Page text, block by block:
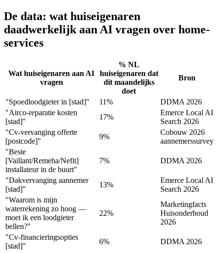
De data: wat huiseigenaren
daadwerkelijk aan AI vragen over home-
services
Wat huiseigenaren aan AI
vragen
% NL
huiseigenaren dat
dit maandelijks
doet
Bron
"Spoedloodgieter in [stad]" 11%
DDMA 2026
"Airco-reparatie kosten
[stad]"
17%
Emerce Local AI
Search 2026
"Cv-vervanging offerte
[postcode]"
9%
Cobouw 2026
aannemerssurvey
"Beste
[Vaillant/Remeha/Nefit]
installateur in de buurt"
7% DDMA 2026
"Dakvervanging aannemer
[stad]"
13%
Emerce Local AI
Search 2026
"Waarom is mijn
waterrekening zo hoog —
moet ik een loodgieter
bellen?"
22%
Marketingfacts
Huisonderhoud
2026
"Cv-financieringsopties
[stad]"
6% DDMA 2026